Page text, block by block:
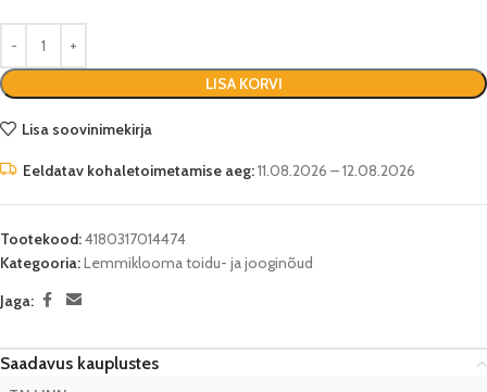
LISA KORVI
Lisa soovinimekirja
Eeldatav kohaletoimetamise aeg:11.08.2026 – 12.08.2026
Tootekood:4180317014474
Kategooria:Lemmiklooma toidu- ja jooginõud
Jaga:
Saadavus kauplustes